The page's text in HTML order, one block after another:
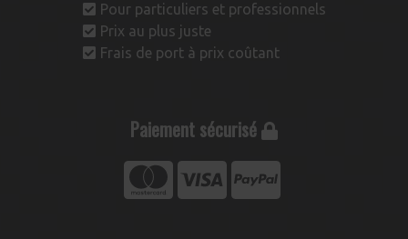
Pour particuliers et professionnels
Prix au plus juste
Frais de port à prix coûtant
Paiement sécurisé